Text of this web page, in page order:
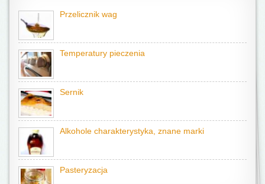
Przelicznik wag
Temperatury pieczenia
Sernik
Alkohole charakterystyka, znane marki
Pasteryzacja